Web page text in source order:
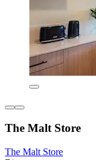
The Malt Store
The Malt Store